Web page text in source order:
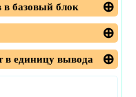
базовый блок
в единицу вывода